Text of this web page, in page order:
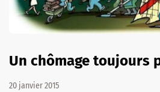
Un chômage toujours
20 janvier 2015